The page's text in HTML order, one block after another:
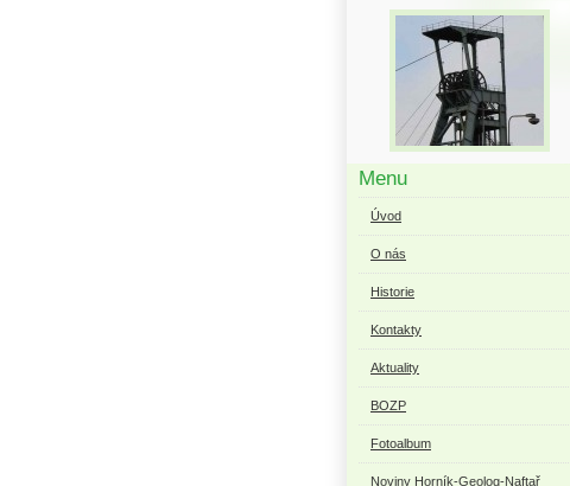
Menu
Úvod
O nás
Historie
Kontakty
Aktuality
BOZP
Fotoalbum
Noviny Horník-Geolog-Naftař